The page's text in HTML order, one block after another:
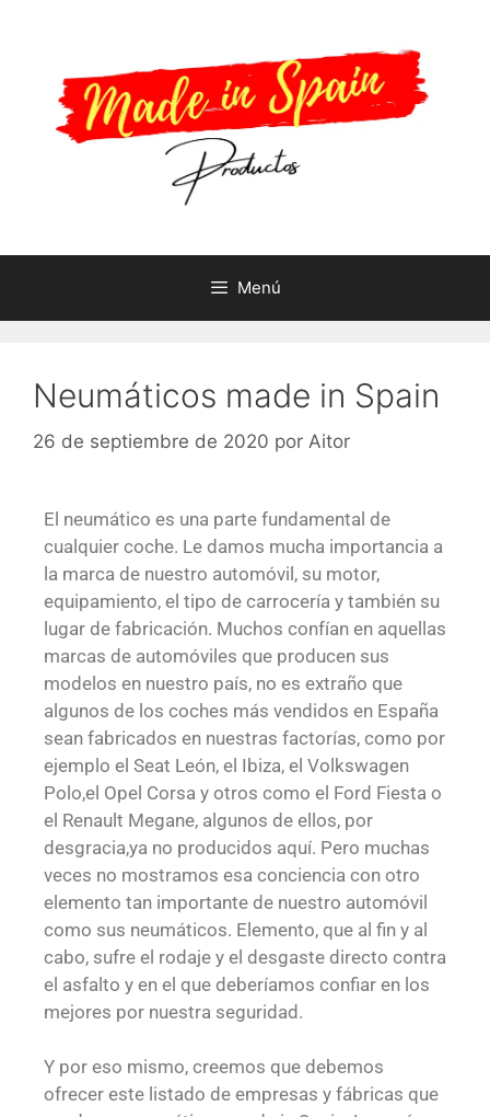
Menú
Neumáticos made in Spain
26 de septiembre de 2020 por Aitor
El neumático es una parte fundamental de
cualquier coche. Le damos mucha importancia a
la marca de nuestro automóvil, su motor,
equipamiento, el tipo de carrocería y también su
lugar de fabricación. Muchos confían en aquellas
marcas de automóviles que producen sus
modelos en nuestro país, no es extraño que
algunos de los coches más vendidos en España
sean fabricados en nuestras factorías, como por
ejemplo el Seat León, el Ibiza, el Volkswagen
Polo,el Opel Corsa y otros como el Ford Fiesta o
el Renault Megane, algunos de ellos, por
desgracia,ya no producidos aquí. Pero muchas
veces no mostramos esa conciencia con otro
elemento tan importante de nuestro automóvil
como sus neumáticos. Elemento, que al fin y al
cabo, sufre el rodaje y el desgaste directo contra
el asfalto y en el que deberíamos confiar en los
mejores por nuestra seguridad.
Y por eso mismo, creemos que debemos
ofrecer este listado de empresas y fábricas que